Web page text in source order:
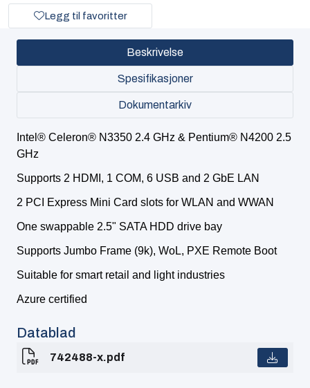
Legg til favoritter
Beskrivelse
Spesifikasjoner
Dokumentarkiv
Intel® Celeron® N3350 2.4 GHz & Pentium® N4200 2.5
GHz
Supports 2 HDMI, 1 COM, 6 USB and 2 GbE LAN
2 PCI Express Mini Card slots for WLAN and WWAN
One swappable 2.5" SATA HDD drive bay
Supports Jumbo Frame (9k), WoL, PXE Remote Boot
Suitable for smart retail and light industries
Azure certified
Datablad
742488-x.pdf